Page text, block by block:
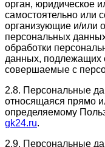
орган, юридическое
самостоятельно или
организующие и/или
персональных
обработки
данных, подлежащих
совершаемые с
2.8. Персональные
относящаяся прямо
определяемому
gk24.ru.
2.9. Персональные